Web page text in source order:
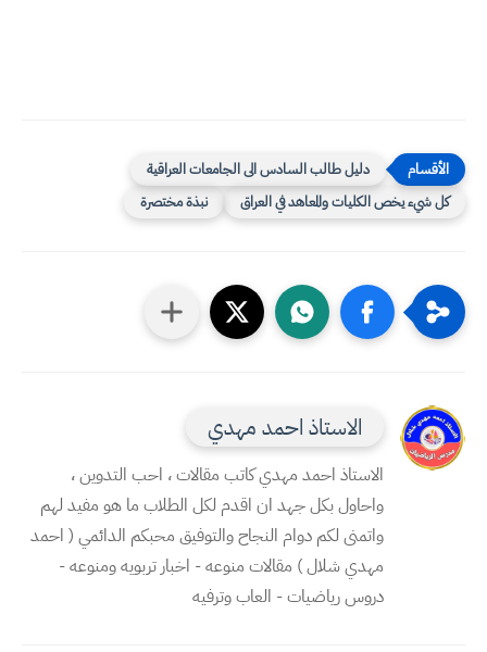
دليل طالب السادس الى الجامعات العراقية
كل شيء يخص الكليات والمعاهد في العراق
نبذة مختصرة
الاستاذ احمد مهدي
الاستاذ احمد مهدي كاتب مقالات ، احب التدوين ،
واحاول بكل جهد ان اقدم لكل الطلاب ما هو مفيد لهم
واتمنى لكم دوام النجاح والتوفيق محبكم الدائمي ( احمد
مهدي شلال ) مقالات منوعه - اخبار تربويه ومنوعه -
دروس رياضيات - العاب وترفيه